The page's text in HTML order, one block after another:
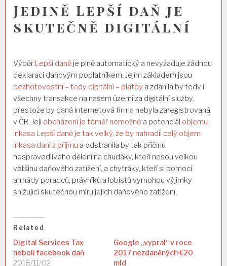
Jedině Lepší daň je
skutečně digitální
Výběr Lepší daně je plně automatický a nevyžaduje žádnou
deklaraci daňovým poplatníkem. Jejím základem jsou
bezhotovostní – tedy digitální – platby a zdanila by tedy i
všechny transakce na našem území za digitální služby,
přestože by daná internetová firma nebyla zaregistrovaná
v ČR. Jejíobcházení je téměř nemožné a potenciál objemu
inkasa Lepší daně je tak velký, že by nahradil celý objem
inkasa daní z příjmu a odstranila by tak příčinu
nespravedlivého dělení na chudáky, kteří nesou velkou
většinu daňového zatížení, a chytráky, kteří si pomocí
armády poradců, právníků a lobistů vymohou výjimky
snižující skutečnou míru jejich daňového zatížení.
Related
Digital Services Tax
neboli facebook daň
2018/11/02
Google „vypral“ v roce
2017 nezdaněných €20
mld